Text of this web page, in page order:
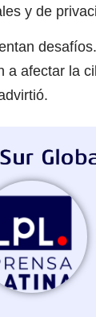
y de
a afectar la